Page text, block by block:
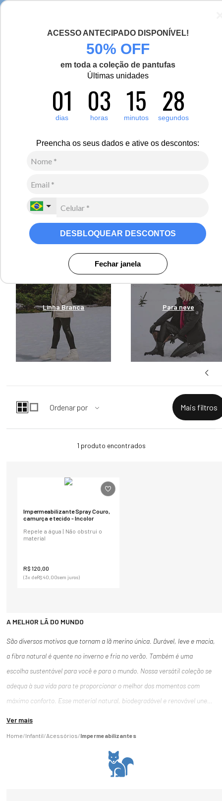
ACESSO ANTECIPADO DISPONÍVEL!
50% OFF
em toda a coleção de pantufas
Últimas unidades
01
dias 03
horas 15
minutos 28
segundos
Preencha os seus dados e ative os descontos:
DESBLOQUEAR DESCONTOS
Fechar janela
Botas
Conheça as melhores opções de botas de couro para o frio ameno e
contam com forro em lã natural, sintéticos, forro com tecido térmico
e solado antiderrapante. Temos variações de tamanho de cano,
opções de cores e fechamento em cadarço ou zíper.
1 produto
Impermeabilizante Spray Couro,
camurça e tecido - Incolor
Repele a água | Não obstrui o
material
R$ 120 00
(3x deR$40,00sem juros)
A MELHOR LÃ DO MUNDO
São diversos motivos que tornam a lã merino única. Durável, leve e macia,
a fibra natural é quente no inverno e fria no verão. Também é uma
escolha sustentável para você e para o mundo. Nossa versátil coleção se
adequa à sua vida para te proporcionar o melhor dos momentos com
máximo conforto. Esse material natural, biodegradável e renovável une
ovelhas merino, um animal que vive em diversos tipos de ambientes e
Ver mais
Infantil Acessórios Impermeabilizantes